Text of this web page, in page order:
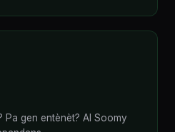
Pa gen entènèt? AI Soomy